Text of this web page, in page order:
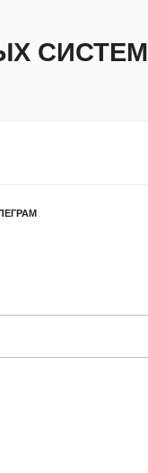
СИСТЕМ